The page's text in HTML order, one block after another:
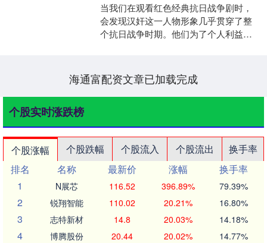
当我们在观看红色经典抗日战争剧时，
会发现汉奸这一人物形象几乎贯穿了整
个抗日战争时期。他们为了个人利益，
海通富配资文章已加载完成
个股实时涨跌榜
个股涨幅 个股跌幅 个股流入 个股流出
换手率
排名
名称 最新价 涨幅
换手率
1
N展芯 116.52 396.89% 79.39%
2 锐翔智能 110.02 20.21% 16.80%
3 志特新材 14.8 20.03% 14.18%
4 博腾股份 20.44 20.02% 14.77%